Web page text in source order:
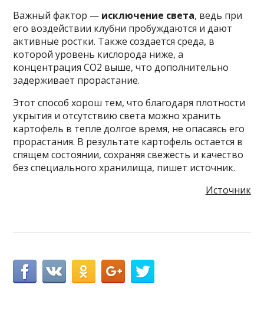
Важный фактор — исключение света, ведь при
его воздействии клубни пробуждаются и дают
активные ростки. Также создается среда, в
которой уровень кислорода ниже, а
концентрация CO2 выше, что дополнительно
задерживает прорастание.
Этот способ хорош тем, что благодаря плотности
укрытия и отсутствию света можно хранить
картофель в тепле долгое время, не опасаясь его
прорастания. В результате картофель остается в
спящем состоянии, сохраняя свежесть и качество
без специального хранилища, пишет источник.
Источник